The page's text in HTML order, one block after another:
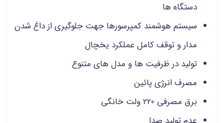
دستگاه ها
سیستم هوشمند کمپرسورها جهت جلوگیری از داغ شدن
مدار و توقف کامل عملکرد یخچال
تولید در ظرفیت ها و مدل های متنوع
مصرف انرژی پائین
برق مصرفی 220 ولت خانگی